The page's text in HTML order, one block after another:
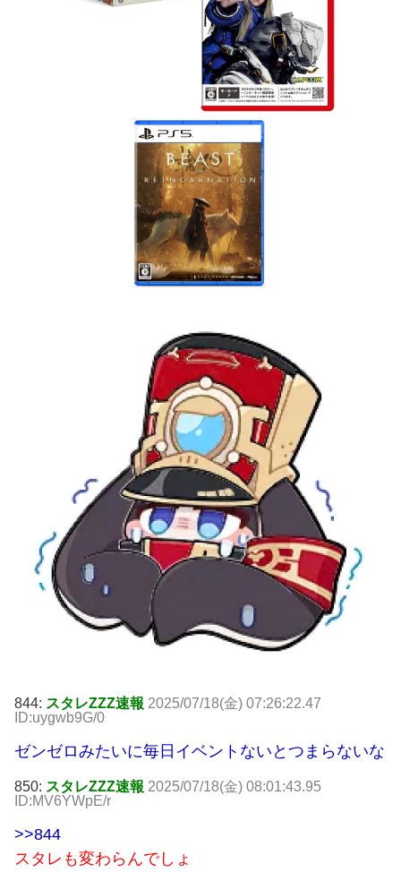
844: スタレZZZ速報 2025/07/18(金) 07:26:22.47
ID:uygwb9G/0
ゼンゼロみたいに毎日イベントないとつまらないな
850: スタレZZZ速報 2025/07/18(金) 08:01:43.95
ID:MV6YWpE/r
>>844
スタレも変わらんでしょ